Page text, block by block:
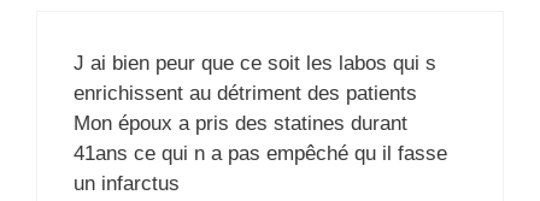
J ai bien peur que ce soit les labos qui s
enrichissent au détriment des patients
Mon époux a pris des statines durant
41ans ce qui n a pas empêché qu il fasse
un infarctus